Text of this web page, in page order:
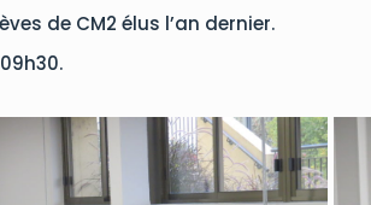
de CM2 élus l’an dernier.